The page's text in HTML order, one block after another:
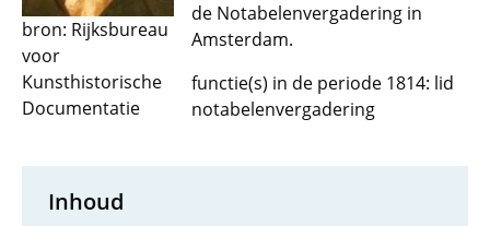
bron: Rijksbureau
voor
Kunsthistorische
Documentatie
de Notabelenvergadering in
Amsterdam.
functie(s) in de periode 1814: lid
notabelenvergadering
Inhoud